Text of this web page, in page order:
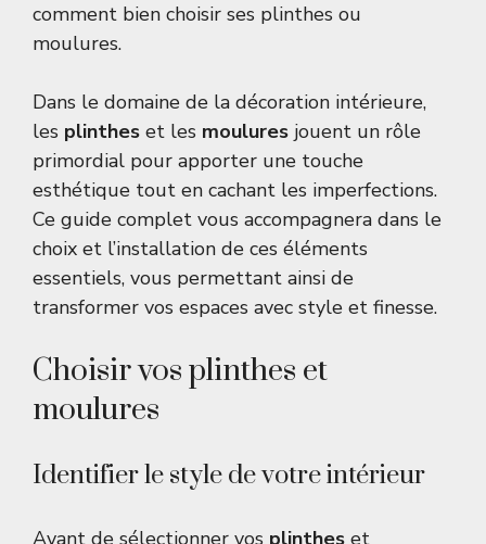
comment bien choisir ses plinthes ou
moulures.
Dans le domaine de la décoration intérieure,
les plinthes et les moulures jouent un rôle
primordial pour apporter une touche
esthétique tout en cachant les imperfections.
Ce guide complet vous accompagnera dans le
choix et l’installation de ces éléments
essentiels, vous permettant ainsi de
transformer vos espaces avec style et finesse.
Choisir vos plinthes et
moulures
Identifier le style de votre intérieur